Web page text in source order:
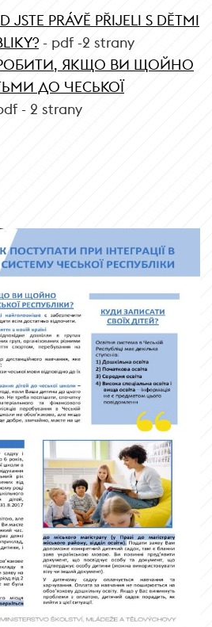
JSTE PRÁVĚ PŘIJELI S DĚTMI
- pdf -2 strany
ЯКЩО ВИ ЩОЙНО
ДО ЧЕСЬКОЇ
- 2 strany